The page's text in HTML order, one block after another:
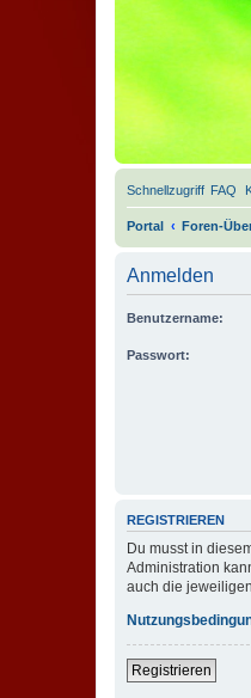
Schnellzugriff FAQ
Portal Foren-
Anmelden
Benutzername:
Passwort:
REGISTRIEREN
Du musst in
Administration
auch die
Registrieren